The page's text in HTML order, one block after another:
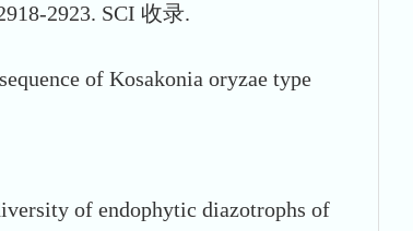
2923. SCI 收录.
of Kosakonia oryzae type
of endophytic diazotrophs of